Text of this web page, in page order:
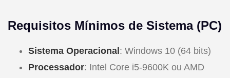
Requisitos Mínimos de Sistema (PC)
Sistema Operacional : Windows 10 (64 bits)
Processador: Intel Core i5-9600K ou AMD